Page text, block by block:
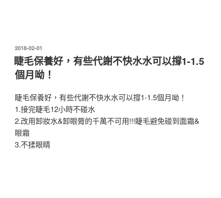
發
佈
於
2018-02-01
睫毛保養好，有些代謝不快水水可以撐1-1.5
個月呦！
睫毛保養好，有些代謝不快水水可以撐1-1.5個月呦！
1.接完睫毛12小時不碰水
2.改用卸妝水&卸眼脣的千萬不可用!!!睫毛避免碰到面霜&
眼霜
3.不揉眼睛